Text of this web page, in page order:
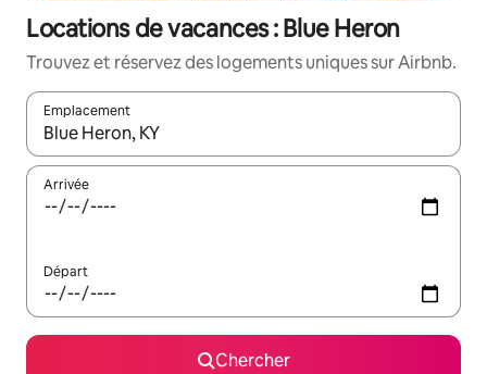
Locations de vacances : Blue Heron
Trouvez et réservez des logements uniques sur Airbnb.
Emplacement
Quand les résultats sont affichés, parcourez-les en utilisant
Arrivée
Départ
Chercher